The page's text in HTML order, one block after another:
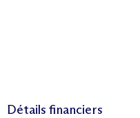
Détails financiers